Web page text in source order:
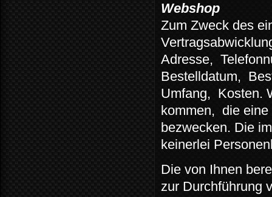
Webshop
Zum Zweck des
Adresse,
Bestelldatum,
Umfang, Kosten.
kommen, die
bezwecken. Die
keinerlei
Die von Ihnen
zur Durchführung